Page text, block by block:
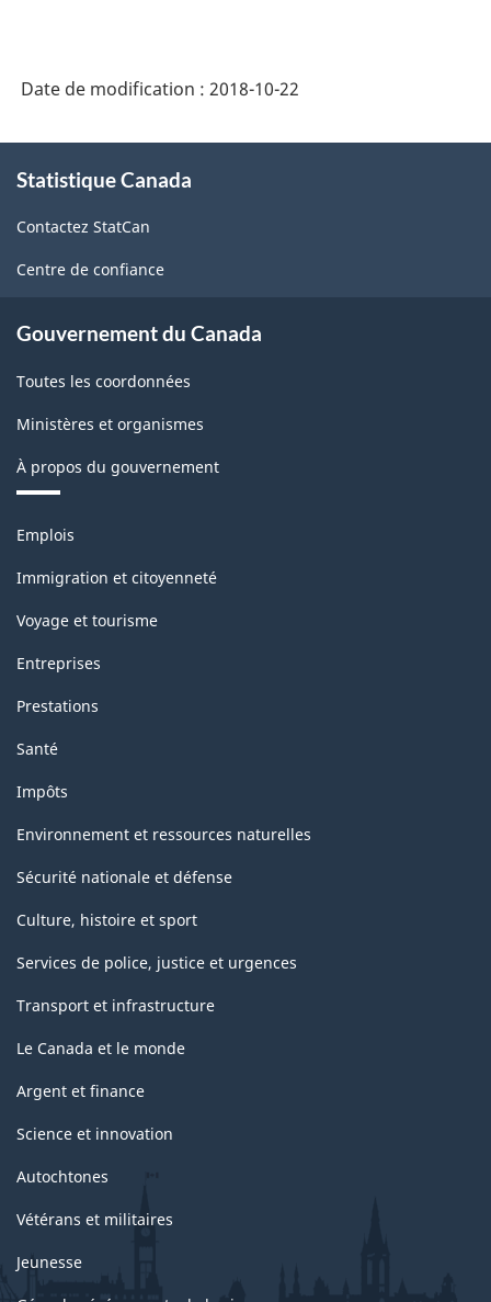
-
Structure
de
la
Date de modification : 2018-10-22
propos
ce
site
Statistique Canada
Contactez StatCan
Centre de confiance
Gouvernement du Canada
Toutes les coordonnées
Ministères et organismes
À propos du gouvernement
Thèmes
sujets
Emplois
Immigration et citoyenneté
Voyage et tourisme
Entreprises
Prestations
Santé
Impôts
Environnement et ressources naturelles
Sécurité nationale et défense
Culture, histoire et sport
Services de police, justice et urgences
Transport et infrastructure
Le Canada et le monde
Argent et finance
Science et innovation
Autochtones
Vétérans et militaires
Jeunesse